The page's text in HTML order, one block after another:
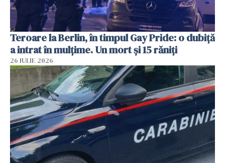
Teroare la Berlin, în timpul Gay Pride: o dubiță
a intrat în mulțime. Un mort și 15 răniți
26 IULIE 2026